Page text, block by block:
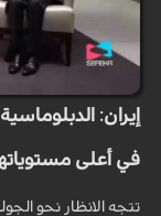
إيران:
في أعلى
تتجه الانظار نحو